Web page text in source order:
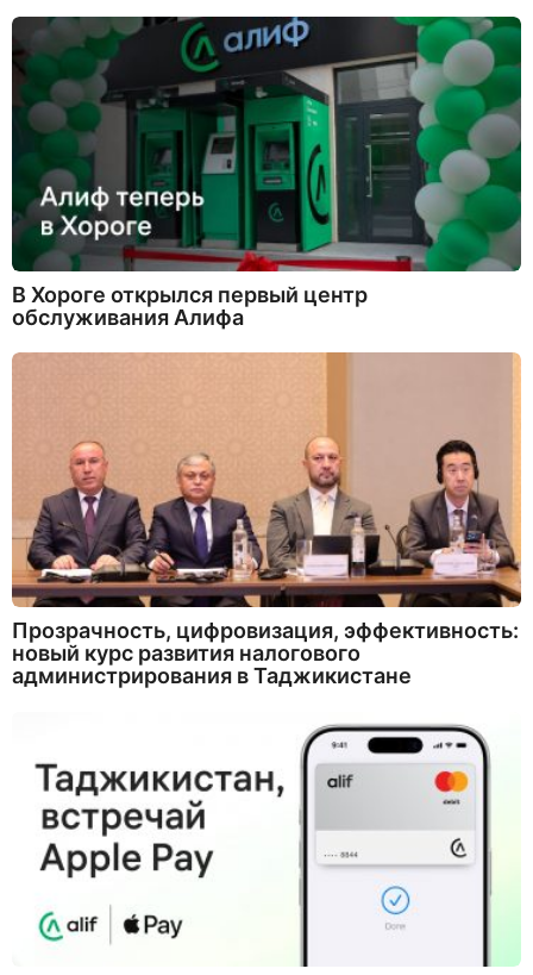
В Хороге открылся первый центр
обслуживания Алифа
Прозрачность, цифровизация, эффективность:
новый курс развития налогового
администрирования в Таджикистане